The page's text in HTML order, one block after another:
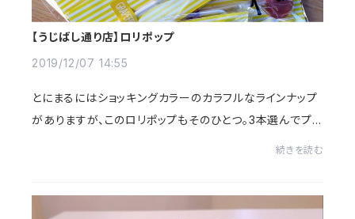
【うじばし通り店】ロリポップ
2019/12/07 14:55
とにまるにはショッキングカラーのカラフルなラインナップ
がありますが、このロリポップもそのひとつ。3本選んでプレ
続きを読む